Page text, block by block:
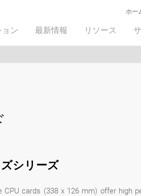
ホー
ョン 最新情報 リソース
シリーズ
CPU cards (338 x 126 mm) offer high